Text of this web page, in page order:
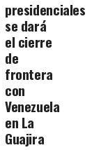
presidenciales
se dará
el cierre
de
frontera
con
Venezuela
en La
Guajira